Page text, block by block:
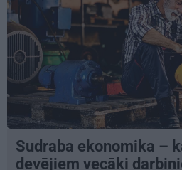
Sudraba ekonomika –
devējiem vecāki